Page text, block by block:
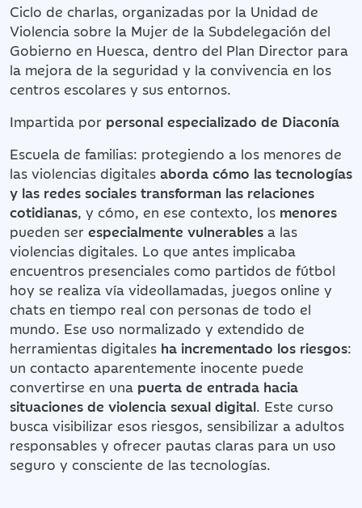
Ciclo de charlas, organizadas por la Unidad de
Violencia sobre la Mujer de la Subdelegación del
Gobierno en Huesca, dentro del Plan Director para
la mejora de la seguridad y la convivencia en los
centros escolares y sus entornos.
Impartida por personal especializado de Diaconía
Escuela de familias: protegiendo a los menores de
las violencias digitales aborda cómo las tecnologías
y las redes sociales transforman las relaciones
cotidianas, y cómo, en ese contexto, los menores
pueden ser especialmente vulnerables a las
violencias digitales. Lo que antes implicaba
encuentros presenciales como partidos de fútbol
hoy se realiza vía videollamadas, juegos online y
chats en tiempo real con personas de todo el
mundo. Ese uso normalizado y extendido de
herramientas digitales ha incrementado los riesgos:
un contacto aparentemente inocente puede
convertirse en una puerta de entrada hacia
situaciones de violencia sexual digital. Este curso
busca visibilizar esos riesgos, sensibilizar a adultos
responsables y ofrecer pautas claras para un uso
seguro y consciente de las tecnologías.